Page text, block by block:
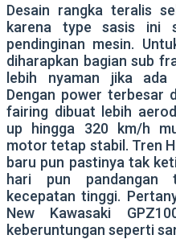
Desain rangka teralis
karena type sasis ini
pendinginan mesin.
diharapkan bagian sub
lebih nyaman jika ada
Dengan power terbesar
fairing dibuat lebih
up hingga 320 km/h
motor tetap stabil. Tren
baru pun pastinya tak
hari pun pandangan
kecepatan tinggi.
New Kawasaki
keberuntungan seperti